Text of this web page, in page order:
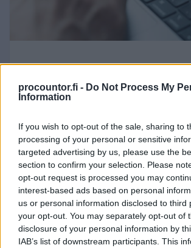
procountor.fi - Do Not Process My
Information
If you wish to opt-out of the sale, sharing to
processing of your personal or sensitive
targeted advertising by us, please use the
section to confirm your selection. Please
opt-out request is processed you may
interest-based ads based on personal
us or personal information disclosed to third
your opt-out. You may separately opt-out of
disclosure of your personal information by
IAB’s list of downstream participants. This
01.06.2026
Lomautusilmoitus
lomautuksesta
tapahtuu? Lataa malli
Sopimuskoneesta
Lomautusta koskevat
ilmoitusvelvoitteet on tärkeää
kirjallisesti ja kattavasti, jottei
lomauttamisen